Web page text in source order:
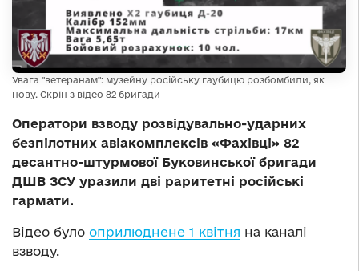
Увага "ветеранам": музейну російську гаубицю розбомбили, як
нову. Скрін з відео 82 бригади
Оператори взводу розвідувально-ударних
безпілотних авіакомплексів «Фахівці» 82
десантно-штурмової Буковинської бригади
ДШВ ЗСУ уразили дві раритетні російські
гармати.
Відео було оприлюднене 1 квітня на каналі
взводу.